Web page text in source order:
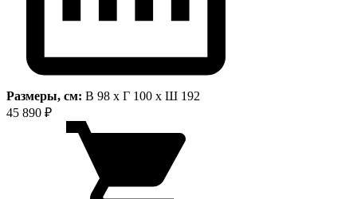
Размеры, см: В 98 x Г 100 x Ш 192
45 890 ₽